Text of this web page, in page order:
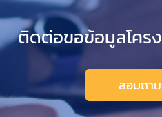
ติดต่อขอข้อมูลโคร
สอบถา